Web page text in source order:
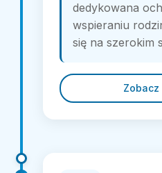
dedykowana
wspieraniu
się na szerokim
Zobacz